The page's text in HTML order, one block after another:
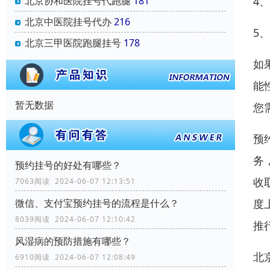
北京中医院挂号代办216
北京三甲医院跑腿挂号 178
暂无数据
预约挂号的好处有哪些？
7063阅读 2024-06-07 12:13:51
微信、支付宝预约挂号的流程是什么？
8039阅读 2024-06-07 12:10:42
风湿病的预防措施有哪些？
6910阅读 2024-06-07 12:08:49
5
如
能
您
预
务
收
度
推
北